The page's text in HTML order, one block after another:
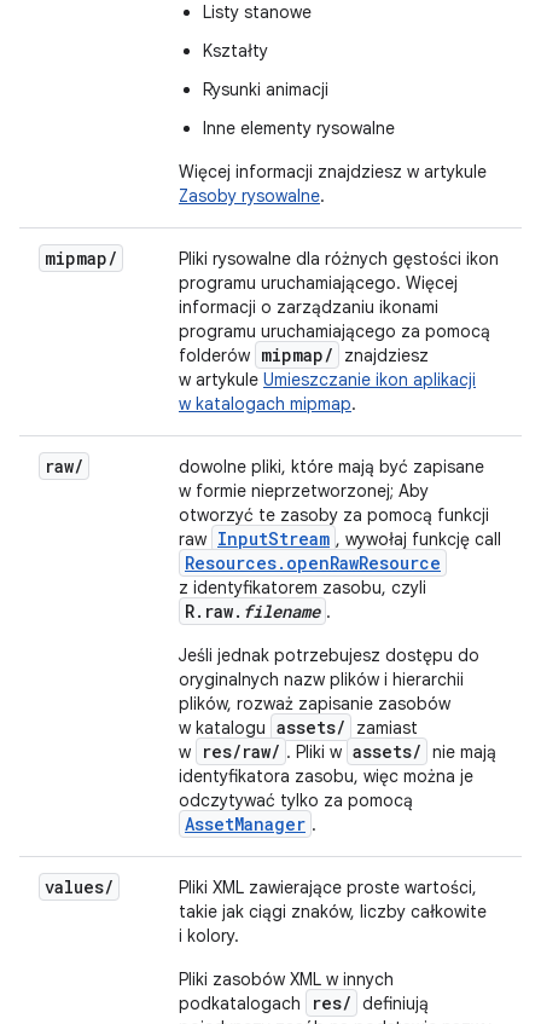
Listy stanowe
Kształty
Rysunki animacji
Inne elementy rysowalne
Więcej informacji znajdziesz w artykule
Zasoby rysowalne.
mipmap/
Pliki rysowalne dla różnych gęstości ikon
programu uruchamiającego. Więcej
informacji o zarządzaniu ikonami
programu uruchamiającego za pomocą
folderów mipmap/
znajdziesz
w artykule Umieszczanie ikon aplikacji
w katalogach mipmap.
raw/
dowolne pliki, które mają być zapisane
w formie nieprzetworzonej; Aby
otworzyć te zasoby za pomocą funkcji
raw InputStream , wywołaj funkcję call
Resources.openRawResource
z identyfikatorem zasobu, czyli
R.raw. filename .
Jeśli jednak potrzebujesz dostępu do
oryginalnych nazw plików i hierarchii
plików, rozważ zapisanie zasobów
w katalogu assets/
zamiast
w
res/raw/ . Pliki w assets/ nie mają
identyfikatora zasobu, więc można je
odczytywać tylko za pomocą
AssetManager .
values/
Pliki XML zawierające proste wartości,
takie jak ciągi znaków, liczby całkowite
i kolory.
Pliki zasobów XML w innych
podkatalogach
res/ definiują